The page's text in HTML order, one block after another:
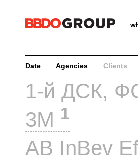
Date Agencies Clients
1-й ДСК,
3M 1
AB InBev